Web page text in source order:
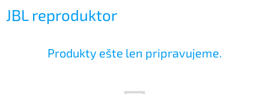
JBL reproduktor
Produkty ešte len pripravujeme.